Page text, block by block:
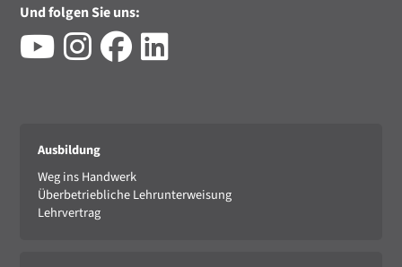
Und folgen Sie uns:
Ausbildung
Weg ins Handwerk
Überbetriebliche Lehrunterweisung
Lehrvertrag